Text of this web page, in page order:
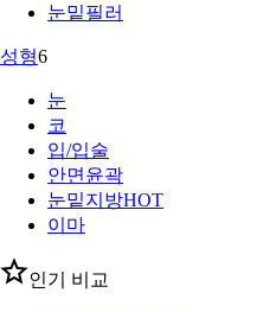
눈밑필러
성형6
눈
코
입/입술
안면윤곽
눈밑지방HOT
이마
인기 비교